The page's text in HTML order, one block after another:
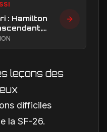
: Hamilton
pression
leçons des
difficiles
la SF-26.